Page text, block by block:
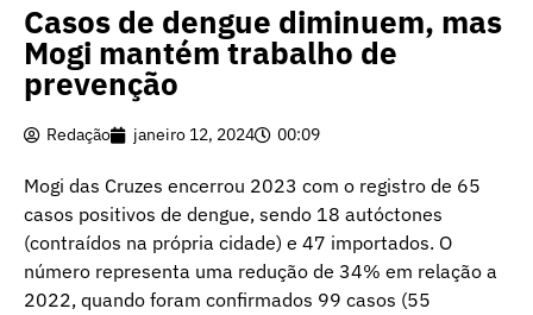
Casos de dengue diminuem, mas
Mogi mantém trabalho de
prevenção
Redação janeiro 12, 2024 00:09
Mogi das Cruzes encerrou 2023 com o registro de 65
casos positivos de dengue, sendo 18 autóctones
(contraídos na própria cidade) e 47 importados. O
número representa uma redução de 34% em relação a
2022, quando foram confirmados 99 casos (55